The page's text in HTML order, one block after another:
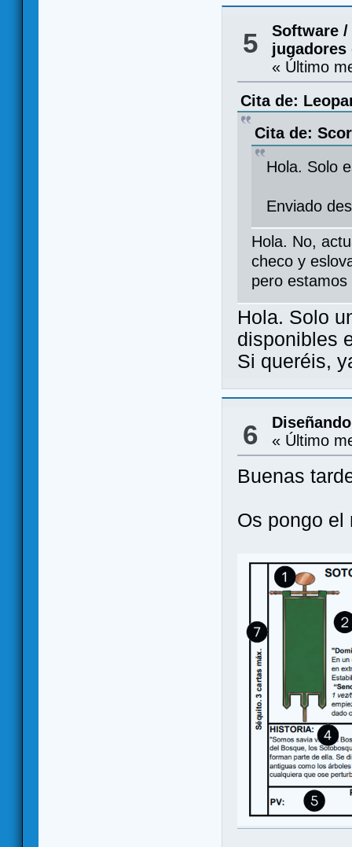
5 Software/
jugadores
« Último
Cita de:
Cita de:
Hola. Solo
Enviado
Hola. No,
checo y
pero
Hola. Solo
disponibles
Si queréis,
6
« Último
Buenas
Os pongo el